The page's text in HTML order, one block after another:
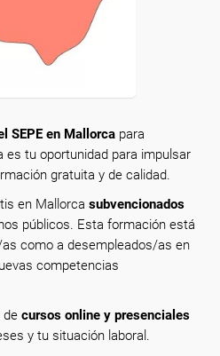
SEPE en Mallorca para
tu oportunidad para impulsar
gratuita y de calidad.
en Mallorca subvencionados
públicos. Esta formación está
como a desempleados/as en
competencias
de cursos online y presenciales
y tu situación laboral.